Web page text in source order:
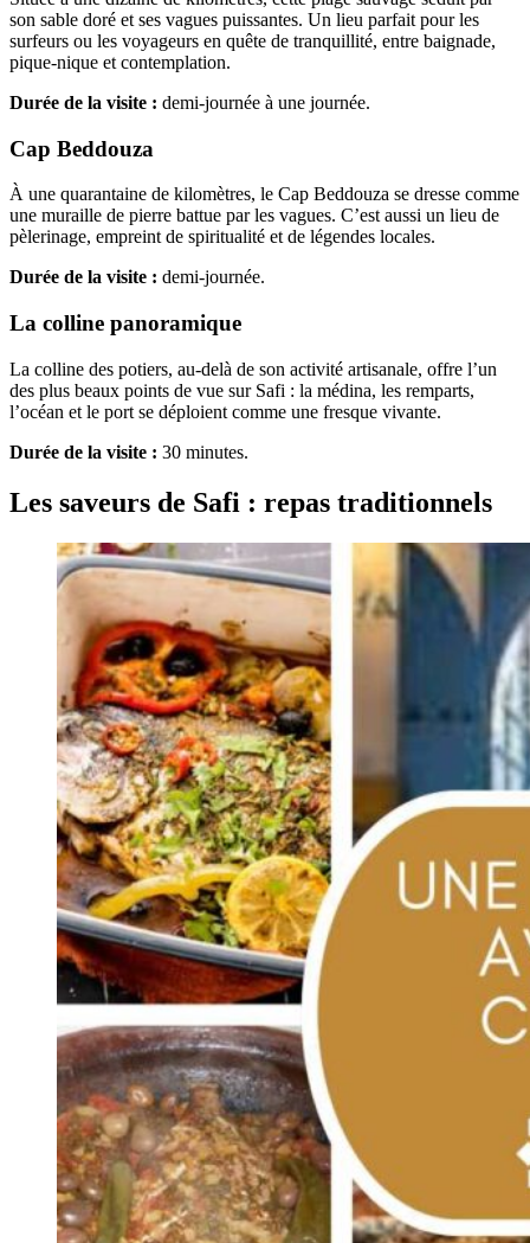
son sable doré et ses vagues puissantes. Un lieu parfait pour les
surfeurs ou les voyageurs en quête de tranquillité, entre baignade,
pique-nique et contemplation.
Durée de la visite : demi-journée à une journée.
Cap Beddouza
À une quarantaine de kilomètres, le Cap Beddouza se dresse comme
une muraille de pierre battue par les vagues. C’est aussi un lieu de
pèlerinage, empreint de spiritualité et de légendes locales.
Durée de la visite : demi-journée.
La colline panoramique
La colline des potiers, au-delà de son activité artisanale, offre l’un
des plus beaux points de vue sur Safi : la médina, les remparts,
l’océan et le port se déploient comme une fresque vivante.
Durée de la visite : 30 minutes.
Les saveurs de Safi : repas traditionnels